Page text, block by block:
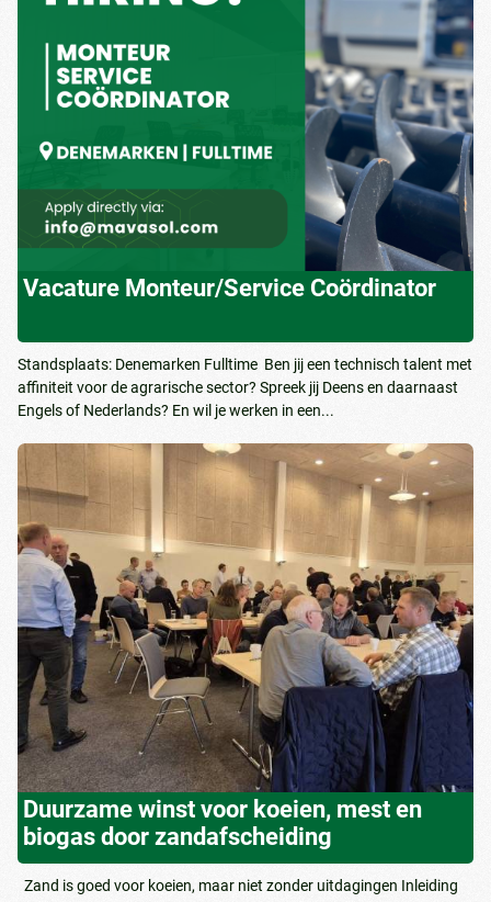
Vacature Monteur/Service Coördinator
Standsplaats: Denemarken Fulltime Ben jij een technisch talent met
affiniteit voor de agrarische sector? Spreek jij Deens en daarnaast
Engels of Nederlands? En wil je werken in een...
Duurzame winst voor koeien, mest en
biogas door zandafscheiding
Zand is goed voor koeien, maar niet zonder uitdagingen Inleiding